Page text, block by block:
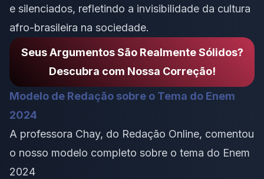
e silenciados, refletindo a invisibilidade da cultura
afro-brasileira na sociedade.
Seus Argumentos São Realmente Sólidos?
Descubra com Nossa Correção!
Modelo de Redação sobre o Tema do Enem
2024
A professora Chay, do Redação Online, comentou
o nosso modelo completo sobre o tema do Enem
2024